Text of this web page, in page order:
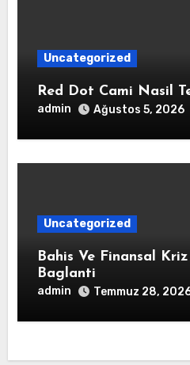
Uncategorized
Red Dot Cami Nasil
admin Ağustos 5, 2026
Uncategorized
Bahis Ve Finansal
Baglanti
admin Temmuz 28,